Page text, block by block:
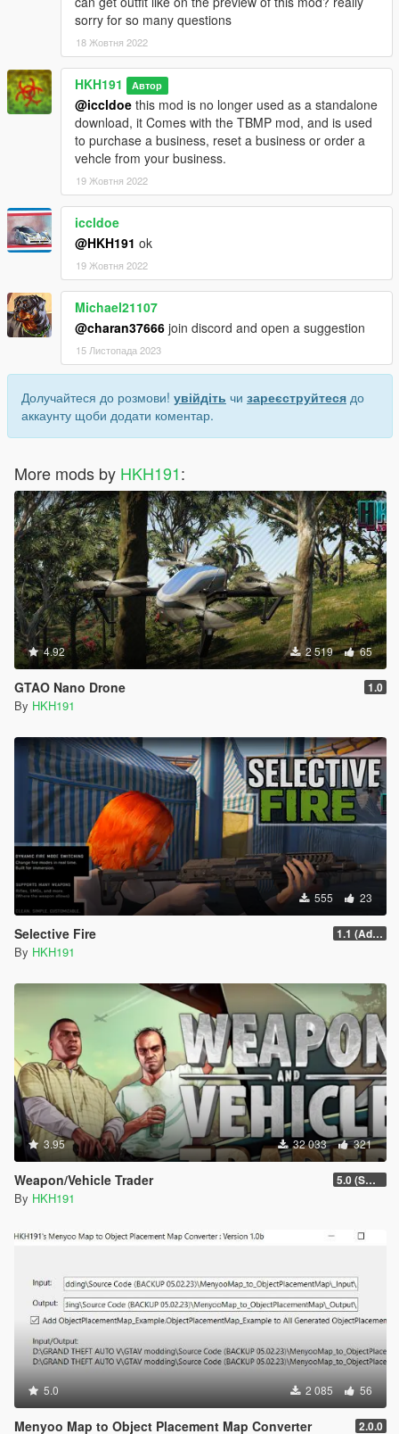
sorry for so many questions
18 Жовтня 2022
HKH191 Автор
@iccldoe this mod is no longer used as a standalone
download, it Comes with the TBMP mod, and is used
to purchase a business, reset a business or order a
vehcle from your business.
19 Жовтня 2022
iccldoe
@HKH191 ok
19 Жовтня 2022
Michael21107
@charan37666 join discord and open a suggestion
15 Листопада 2023
Долучайтеся до розмови! увійдіть чи зареєструйтеся до
аккаунту щоби додати коментар.
More mods by HKH191:
4.92 2 519 65
GTAO Nano Drone 1.0
By HKH191
555 23
Selective Fire 1.1 (Add Compact Rifle & AP Pistol)
By HKH191
3.95 32 033 321
Weapon/Vehicle Trader 5.0 (SHVDN3 Update)
By HKH191
5.0 2 085 56
Menyoo Map to Object Placement Map Converter 2.0.0